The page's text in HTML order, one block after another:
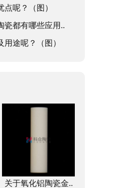
呢？（图）
瓷都有哪些应用..
途呢？（图）
关于氧化铝陶瓷金..